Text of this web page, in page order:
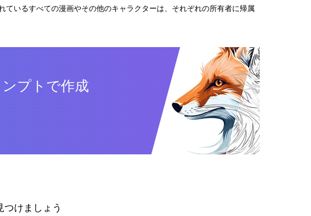
いるすべての漫画やその他のキャラクターは、それぞれの所有者に帰属
プトで作成
けましょう